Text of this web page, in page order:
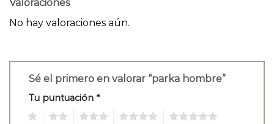
Valoraciones
No hay valoraciones aún.
Sé el primero en valorar “parka hombre”
Tu puntuación *